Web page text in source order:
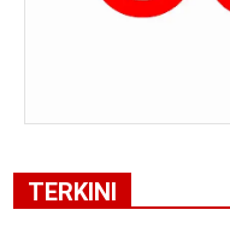
TERKINI